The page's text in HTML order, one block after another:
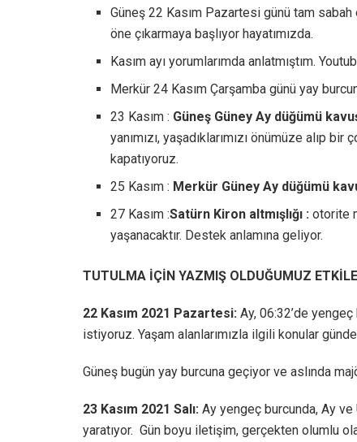
Güneş 22 Kasım Pazartesi günü tam sabah
öne çıkarmaya başlıyor hayatımızda.
Kasım ayı yorumlarımda anlatmıştım.
Merkür 24 Kasım Çarşamba günü yay
23 Kasım : Güneş Güney Ay düğümü
yanımızı, yaşadıklarımızı önümüze alıp
kapatıyoruz.
25 Kasım : Merkür Güney Ay düğümü
27 Kasım :Satürn Kiron altmışlığı : otorite
yaşanacaktır. Destek anlamına geliyor.
TUTULMA İÇİN YAZMIŞ OLDUĞUMUZ
22 Kasım 2021 Pazartesi: Ay, 06:32’de
istiyoruz. Yaşam alanlarımızla ilgili konular
Güneş bugün yay burcuna geçiyor ve aslında
23 Kasım 2021 Salı: Ay yengeç burcunda, Ay
yaratıyor. Gün boyu iletişim, gerçekten olumlu